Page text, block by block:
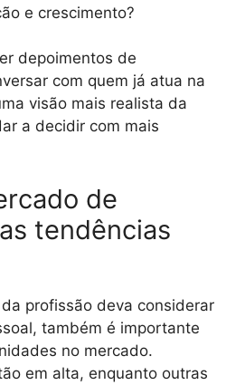
e crescimento?
depoimentos de
com quem já atua na
visão mais realista da
a decidir com mais
de
tendências
profissão deva considerar
também é importante
no mercado.
em alta, enquanto outras